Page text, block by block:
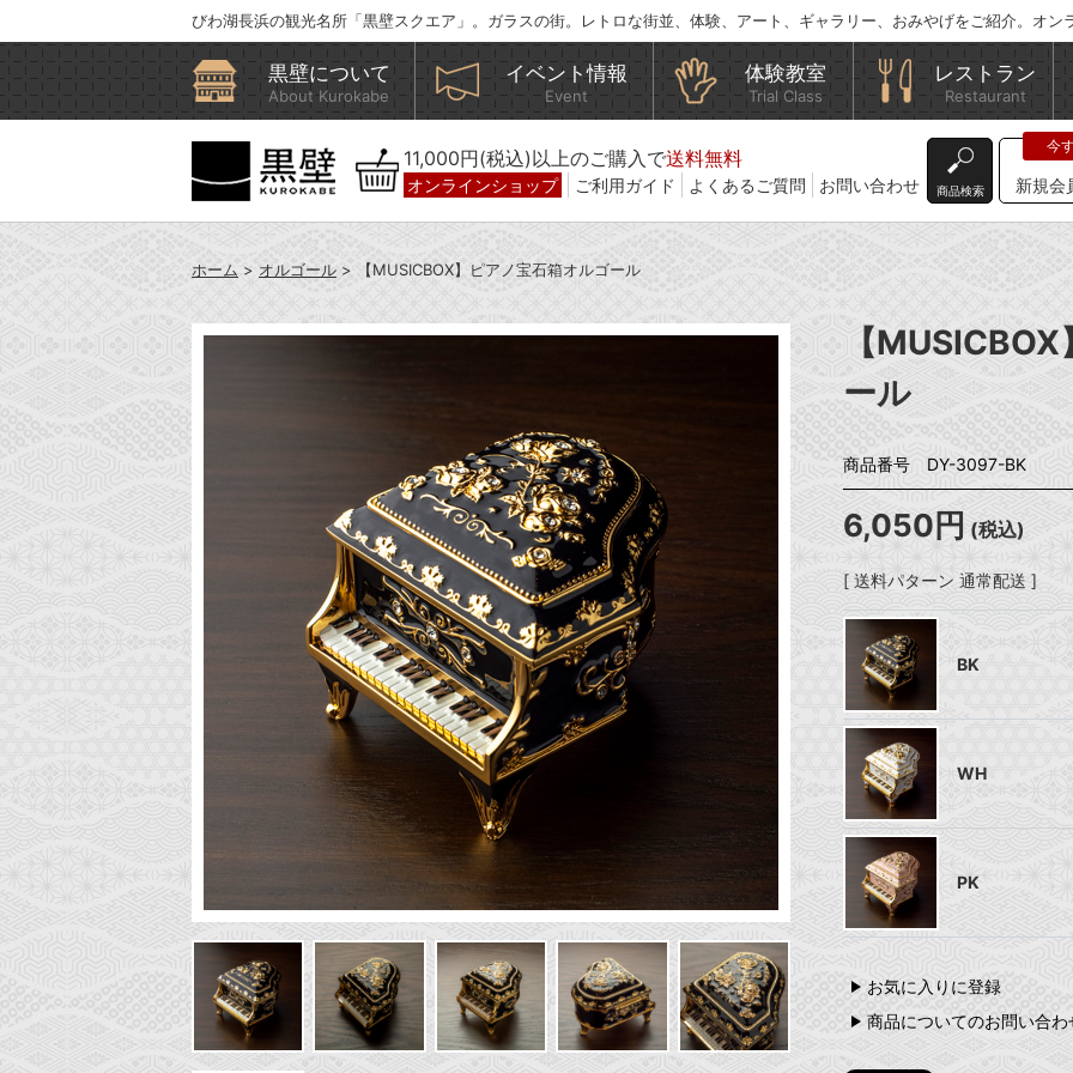
びわ湖長浜の観光名所「黒壁スクエア」。ガラスの街。レトロな街並、体験、アート、ギャラリー、おみやげをご紹介。オン
黒壁について
About Kurokabe
イベント情報
Event
体験教室
Trial Class
レストラン
Restaurant
11,000円(税込)以上のご購入で送料無料
オンラインショップ ご利用ガイド よくあるご質問 お問い合わせ 商品検索 新規会
ホーム > オルゴール > 【MUSICBOX】ピアノ宝石箱オルゴール
【
ール
商品番号 DY-3097-BK
6,050円 (税込)
[ 送料パターン 通常配送 ]
BK
WH
PK
お気に入りに登録
商品についてのお問い合わ